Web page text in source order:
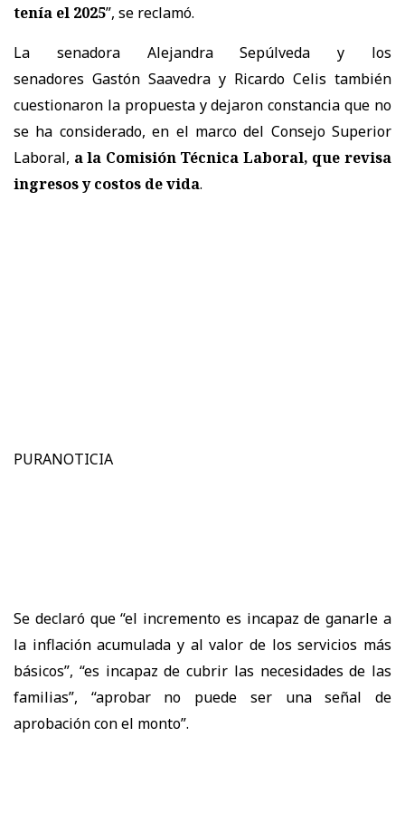
tenía el 2025”, se reclamó.
La senadora Alejandra Sepúlveda y los
senadores Gastón Saavedra y Ricardo Celis también
cuestionaron la propuesta y dejaron constancia que no
se ha considerado, en el marco del Consejo Superior
Laboral, a la Comisión Técnica Laboral, que revisa
ingresos y costos de vida.
PURANOTICIA
Se declaró que “el incremento es incapaz de ganarle a
la inflación acumulada y al valor de los servicios más
básicos”, “es incapaz de cubrir las necesidades de las
familias”, “aprobar no puede ser una señal de
aprobación con el monto”.